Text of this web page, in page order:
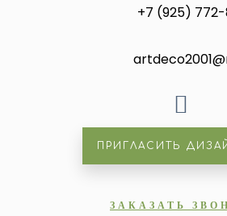
+7 (925)
ПРИГЛАСИТЬ
ЗАКАЗАТЬ